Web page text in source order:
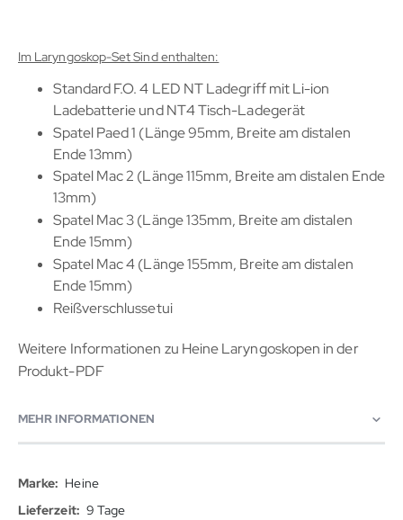
Im Laryngoskop-Set Sind enthalten:
Standard F.O. 4 LED NT Ladegriff mit Li-ion
Ladebatterie und NT4 Tisch-Ladegerät
Spatel Paed 1 (Länge 95mm, Breite am distalen
Ende 13mm)
Spatel Mac 2 (Länge 115mm, Breite am distalen Ende
13mm)
Spatel Mac 3 (Länge 135mm, Breite am distalen
Ende 15mm)
Spatel Mac 4 (Länge 155mm, Breite am distalen
Ende 15mm)
Reißverschlussetui
Weitere Informationen zu Heine Laryngoskopen in der
Produkt-PDF
MEHR INFORMATIONEN
Mehr
Informationen
Heine
9 Tage